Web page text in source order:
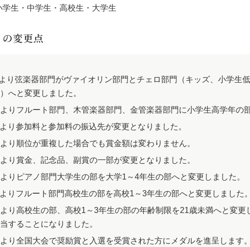
学生・中学生・高校生・大学生
変更点
り弦楽器部門がヴァイオリン部門とチェロ部門（キッズ、小学生
へと変更しました。
りフルート部門、木管楽器部門、金管楽器部門に小学生高学年の
り参加料と参加料の振込先が変更となりました。
り順位が重複した場合でも賞金額は変わりません。
り賞金、記念品、副賞の一部が変更となりました。
りピアノ部門大学生の部を大学1～4年生の部へと変更しました。
りフルート部門高校生の部を高校1～3年生の部へと変更しました。
り高校生の部、高校1～3年生の部の年齢制限を21歳未満へと変
することになりました。
り全国大会で奨励賞と入選を受賞された方にメダルを進呈します。